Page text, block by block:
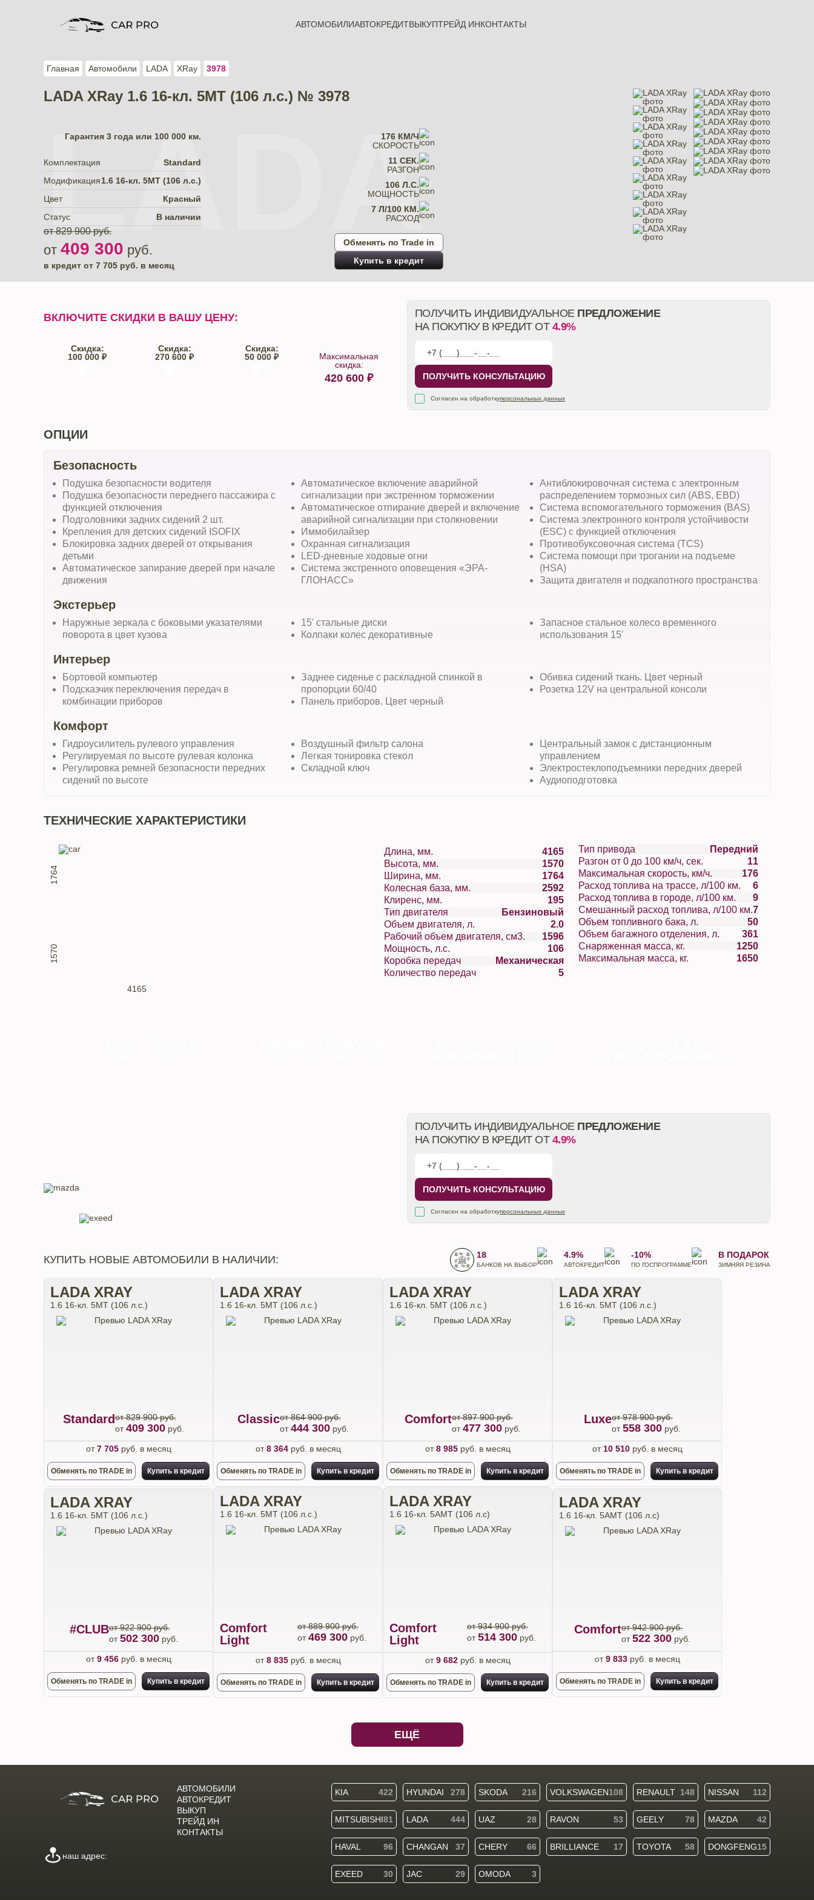
АВТОМОБИЛИАВТОКРЕДИТВЫКУПТРЕЙД ИНКОНТАКТЫ
Главная Автомобили LADA XRay 3978
LADA
LADA XRay 1.6 16-кл. 5МТ (106 л.с.) № 3978
Гарантия 3 года или 100 000 км.
Комплектация
Standard
Модификация1.6 16-кл. 5МТ (106 л.с.)
Цвет
Красный
Статус
В наличии
от 829 900 руб.
от 409 300 руб.
в кредит от 7 705 руб. в месяц
176 КМ/Ч
СКОРОСТЬ
11 СЕК.
РАЗГОН
106 Л.С.
МОЩНОСТЬ
7 Л/100 КМ.
РАСХОД
Обменять по Trade in
Купить в кредит
ВКЛЮЧИТЕ СКИДКИ В ВАШУ ЦЕНУ:
Скидка:
100 000 ₽
Скидка:
270 600 ₽
Скидка:
50 000 ₽
Максимальная
скидка:
420 600 ₽
ПОЛУЧИТЬ ИНДИВИДУАЛЬНОЕ ПРЕДЛОЖЕНИЕ
НА ПОКУПКУ В КРЕДИТ ОТ 4.9%
ПОЛУЧИТЬ КОНСУЛЬТАЦИЮ
Согласен на обработкуперсональных данных
ОПЦИИ
Безопасность
Подушка безопасности водителя
Подушка безопасности переднего пассажира с
функцией отключения
Подголовники задних сидений 2 шт.
Крепления для детских сидений ISOFIX
Блокировка задних дверей от открывания
детьми
Автоматическое запирание дверей при начале
движения
Автоматическое включение аварийной
сигнализации при экстренном торможении
Автоматическое отпирание дверей и включение
аварийной сигнализации при столкновении
Иммобилайзер
Охранная сигнализация
LED-дневные ходовые огни
Система экстренного оповещения «ЭРА-
ГЛОНАСС»
Антиблокировочная система с электронным
распределением тормозных сил (ABS, EBD)
Система вспомогательного торможения (BAS)
Система электронного контроля устойчивости
(ESC) с функцией отключения
Противобуксовочная система (TCS)
Система помощи при трогании на подъеме
(HSА)
Защита двигателя и подкапотного пространства
Экстерьер
Наружные зеркала с боковыми указателями
поворота в цвет кузова
15' стальные диски
Колпаки колес декоративные
Запасное стальное колесо временного
использования 15'
Интерьер
Бортовой компьютер
Подсказчик переключения передач в
комбинации приборов
Заднее сиденье с раскладной спинкой в
пропорции 60/40
Панель приборов. Цвет черный
Обивка сидений ткань. Цвет черный
Розетка 12V на центральной консоли
Комфорт
Гидроусилитель рулевого управления
Регулируемая по высоте рулевая колонка
Регулировка ремней безопасности передних
сидений по высоте
Воздушный фильтр салона
Легкая тонировка стекол
Складной ключ
Центральный замок с дистанционным
управлением
Электростеклоподъемники передних дверей
Аудиоподготовка
ТЕХНИЧЕСКИЕ ХАРАКТЕРИСТИКИ
4165
1570
1764
Длина, мм.
4165
Высота, мм.
1570
Ширина, мм.
1764
Колесная база, мм.
2592
Клиренс, мм.
195
Тип двигателя
Бензиновый
Объем двигателя, л.
2.0
Рабочий объем двигателя, см3.
1596
Мощность, л.с.
106
Коробка передач
Механическая
Количество передач
5
Тип привода
Передний
Разгон от 0 до 100 км/ч, сек.
11
Максимальная скорость, км/ч.
176
Расход топлива на трассе, л/100 км.
6
Расход топлива в городе, л/100 км.
9
Смешанный расход топлива, л/100 км.7
Объем топливного бака, л.
50
Объем багажного отделения, л.
361
Снаряженная масса, кг.
1250
Максимальная масса, кг.
1650
ПОЛУЧИТЬ ИНДИВИДУАЛЬНОЕ ПРЕДЛОЖЕНИЕ
НА ПОКУПКУ В КРЕДИТ ОТ 4.9%
ПОЛУЧИТЬ КОНСУЛЬТАЦИЮ
Согласен на обработкуперсональных данных
КУПИТЬ НОВЫЕ АВТОМОБИЛИ В НАЛИЧИИ: 18
БАНКОВ НА ВЫБОР
4.9%
АВТОКРЕДИТ
-10%
ПО ГОСПРОГРАММЕ
В ПОДАРОК
ЗИМНЯЯ РЕЗИНА
LADA XRAY
1.6 16-кл. 5МТ (106 л.с.)
Standard от 829 900 руб.
от409 300 руб.
от7 705руб. в месяц
Обменять по TRADE in Купить в кредит
LADA XRAY
1.6 16-кл. 5МТ (106 л.с.)
Classicот 864 900 руб.
от444 300 руб.
от8 364руб. в месяц
Обменять по TRADE in Купить в кредит
LADA XRAY
1.6 16-кл. 5МТ (106 л.с.)
Comfortот 897 900 руб.
от477 300 руб.
от8 985руб. в месяц
Обменять по TRADE in Купить в кредит
LADA XRAY
1.6 16-кл. 5МТ (106 л.с.)
Luxeот 978 900 руб.
от558 300 руб.
от 10 510руб. в месяц
Обменять по TRADE in Купить в кредит
LADA XRAY
1.6 16-кл. 5МТ (106 л.с.)
#CLUBот 922 900 руб.
от502 300руб.
от9 456руб. в месяц
Обменять по TRADE in Купить в кредит
LADA XRAY
1.6 16-кл. 5МТ (106 л.с.)
Comfort
Light
от 889 900 руб.
от469 300 руб.
от8 835руб. в месяц
Обменять по TRADE in Купить в кредит
LADA XRAY
1.6 16-кл. 5АМТ (106 л.с)
Comfort
Light
от 934 900 руб.
от514 300 руб.
от9 682руб. в месяц
Обменять по TRADE in Купить в кредит
LADA XRAY
1.6 16-кл. 5АМТ (106 л.с)
Comfortот 942 900 руб.
от522 300 руб.
от9 833руб. в месяц
Обменять по TRADE in Купить в кредит
ЕЩЁ
АВТОМОБИЛИ
АВТОКРЕДИТ
ВЫКУП
ТРЕЙД ИН
КОНТАКТЫ
наш адрес:
KIA 422 HYUNDAI 278 SKODA 216 VOLKSWAGEN108 RENAULT 148 NISSAN 112
MITSUBISHI81 LADA 444 UAZ 28 RAVON 53 GEELY 78 MAZDA 42
HAVAL 96 CHANGAN 37 CHERY 66 BRILLIANCE 17 TOYOTA 58 DONGFENG15
EXEED 30 JAC 29 OMODA 3